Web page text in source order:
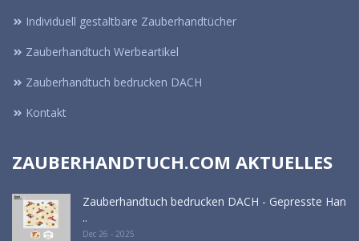
Individuell gestaltbare Zauberhandtücher
Zauberhandtuch Werbeartikel
Zauberhandtuch bedrucken DACH
Kontakt
ZAUBERHANDTUCH.COM AKTUELLES
Zauberhandtuch bedrucken DACH - Gepresste Han
..
Dec 26 - 2025